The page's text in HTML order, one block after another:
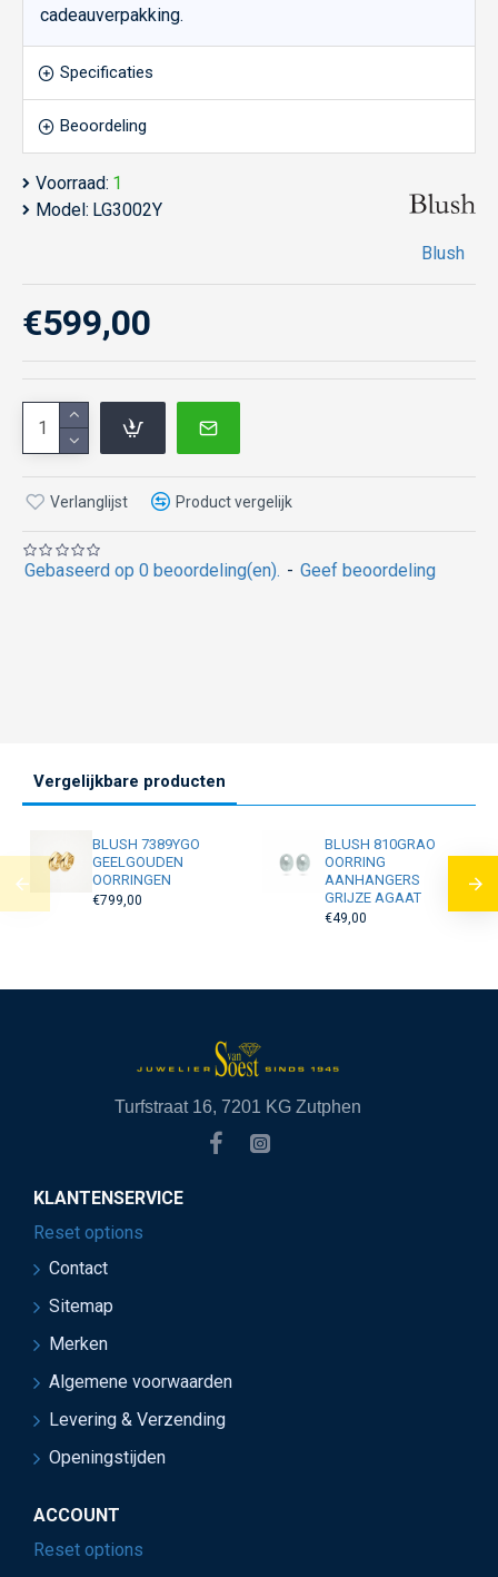
cadeauverpakking.
Specificaties
Beoordeling
Voorraad: 1
Model: LG3002Y
Blush
Gebaseerd op 0 beoordeling(en). - Geef beoordeling
€599,00
Verlanglijst Product vergelijk
Vergelijkbare producten
BLUSH 7389YGO
GEELGOUDEN
OORRINGEN
€799,00
BLUSH 810GRAO
OORRING
AANHANGERS
GRIJZE AGAAT
€49,00
Turfstraat 16, 7201 KG Zutphen
KLANTENSERVICE
Reset options
Contact
Sitemap
Merken
Algemene voorwaarden
Levering & Verzending
Openingstijden
ACCOUNT
Reset options